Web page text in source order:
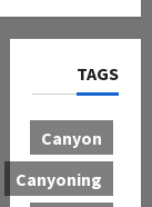
TAGS
Canyon
Canyoning